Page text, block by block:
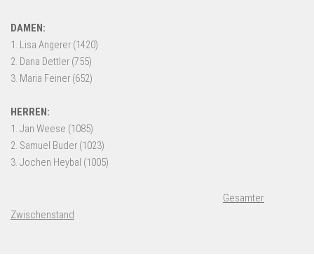
Gesamter
Zwischenstand